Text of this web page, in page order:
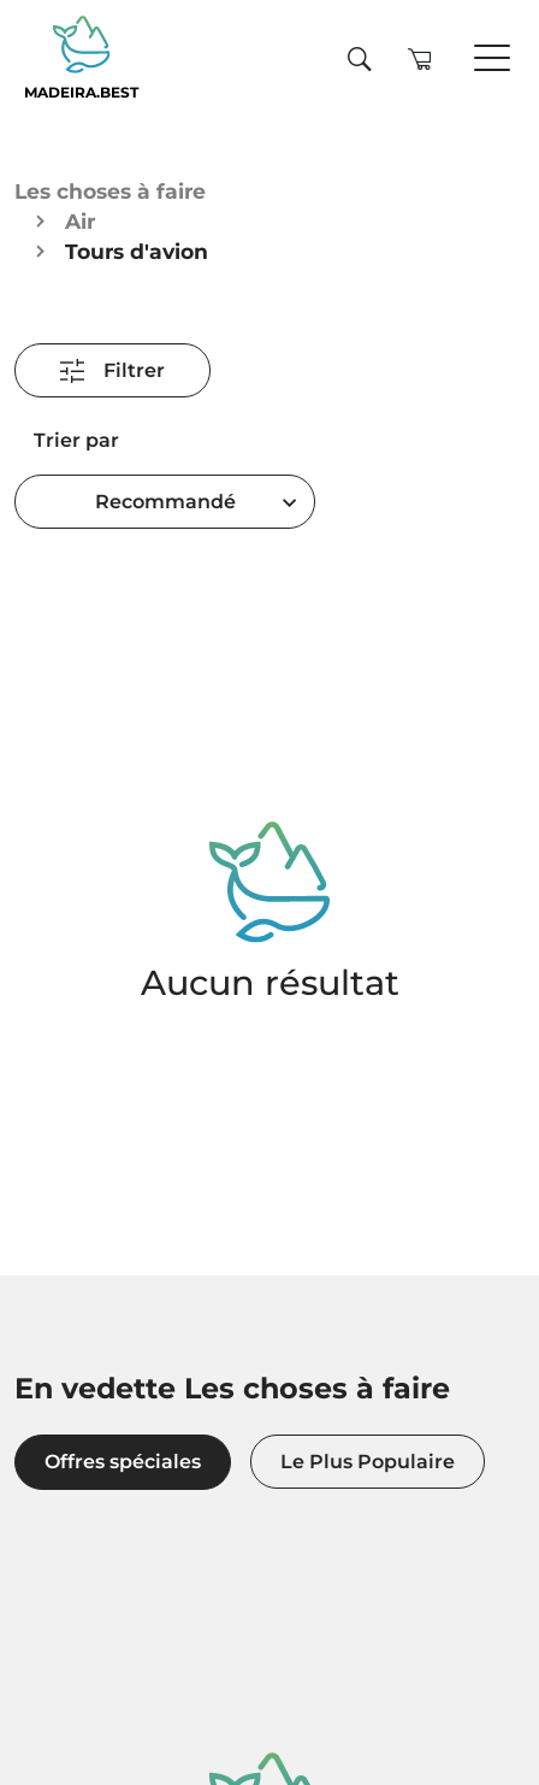
MADEIRA.BEST
Les choses à faire
Air
Tours d'avion
Filtrer
Trier par
Recommandé
Aucun résultat
En vedette Les choses à faire
Offres spéciales Le Plus Populaire